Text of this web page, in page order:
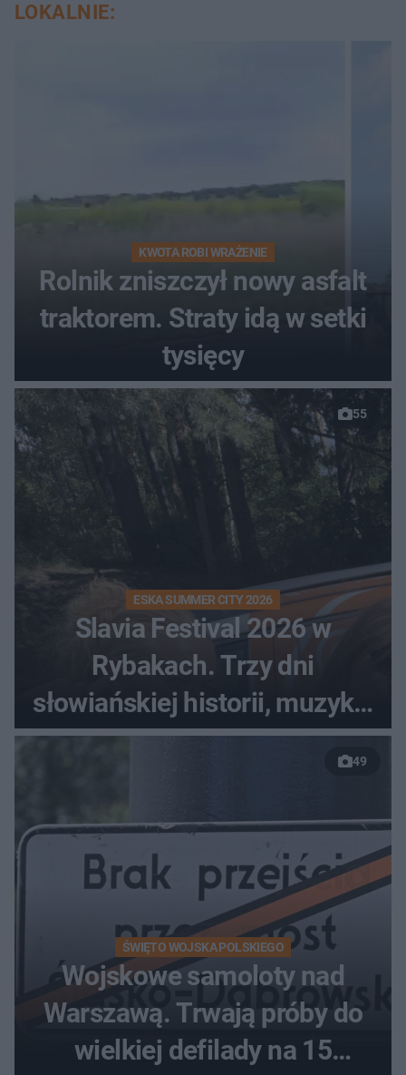
LOKALNIE:
KWOTA ROBI WRAŻENIE
Rolnik zniszczył nowy asfalt
traktorem. Straty idą w setki
tysięcy
55
ESKA SUMMER CITY 2026
Slavia Festival 2026 w
Rybakach. Trzy dni
słowiańskiej historii, muzyki i
relaksu nad Jeziorem
49
ŚWIĘTO WOJSKA POLSKIEGO
Wojskowe samoloty nad
Warszawą. Trwają próby do
wielkiej defilady na 15